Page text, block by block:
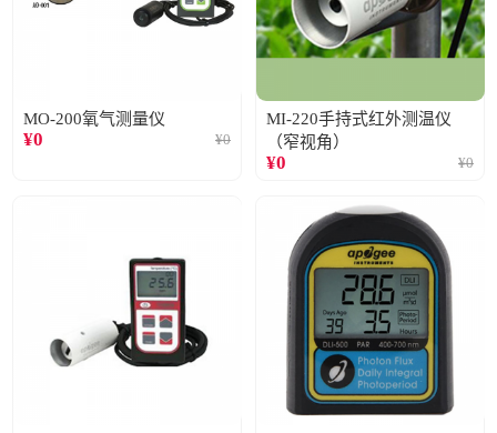
MO-200氧气测量仪
¥0 ¥0
MI-220手持式红外测温仪
（窄视角）
¥0 ¥0